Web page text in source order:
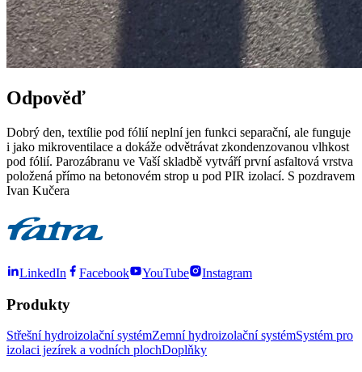
Odpověď
Dobrý den, textílie pod fólií neplní jen funkci separační, ale funguje
i jako mikroventilace a dokáže odvětrávat zkondenzovanou vlhkost
pod fólií. Parozábranu ve Vaší skladbě vytváří první asfaltová vrstva
položená přímo na betonovém strop u pod PIR izolací. S pozdravem
Ivan Kučera
LinkedIn Facebook YouTube Instagram
Produkty
Střešní hydroizolační systémZemní hydroizolační systémSystém pro
izolaci jezírek a vodních plochDoplňky